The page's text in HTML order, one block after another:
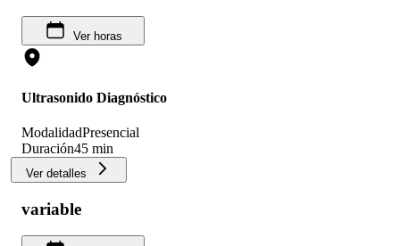
Ver horas
Ultrasonido Diagnóstico
ModalidadPresencial
Duración45 min
Ver detalles
variable